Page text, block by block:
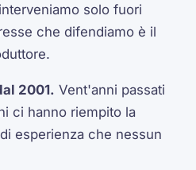
solo fuori
che difendiamo è il
2001. Vent'anni passati
ci hanno riempito la
esperienza che nessun